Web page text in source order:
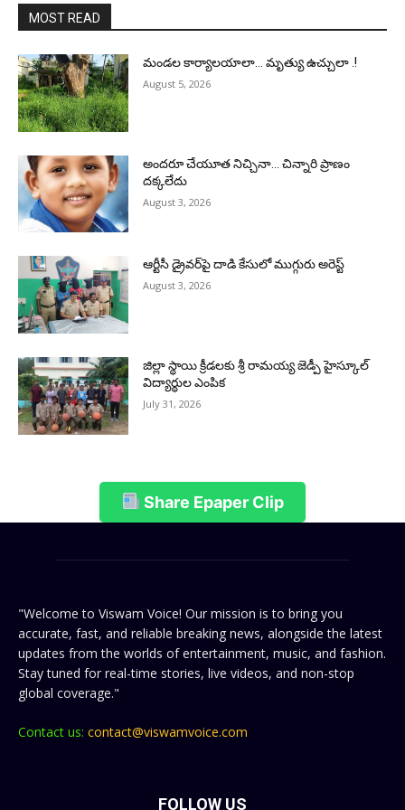
MOST READ
మండల కార్యాలయాలా… మృత్యు ఉచ్చులా .!
August 5, 2026
అందరూ చేయూత నిచ్చినా… చిన్నారి ప్రాణం
దక్కలేదు
August 3, 2026
ఆర్టీసీ డ్రైవర్‌పై దాడి కేసులో ముగ్గురు అరెస్ట్
August 3, 2026
జిల్లా స్థాయి క్రీడలకు శ్రీ రామయ్య జెడ్పీ హైస్కూల్
విద్యార్థుల ఎంపిక
July 31, 2026
Share Epaper Clip
"Welcome to Viswam Voice! Our mission is to bring you
accurate, fast, and reliable breaking news, alongside the latest
updates from the worlds of entertainment, music, and fashion.
Stay tuned for real-time stories, live videos, and non-stop
global coverage."
Contact us: contact@viswamvoice.com
FOLLOW US